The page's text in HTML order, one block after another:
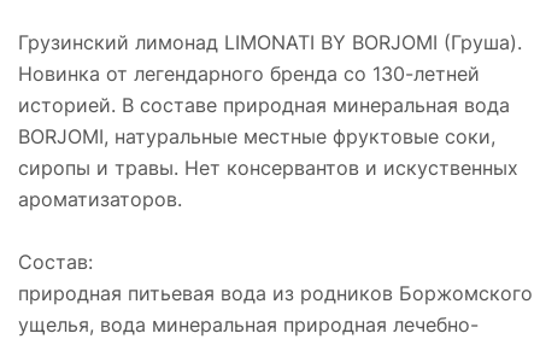
Грузинский лимонад LIMONATI BY BORJOMI (Груша).
Новинка от легендарного бренда со 130-летней
историей. В составе природная минеральная вода
BORJOMI, натуральные местные фруктовые соки,
сиропы и травы. Нет консервантов и искуственных
ароматизаторов.
Состав:
природная питьевая вода из родников Боржомского
ущелья, вода минеральная природная лечебно-